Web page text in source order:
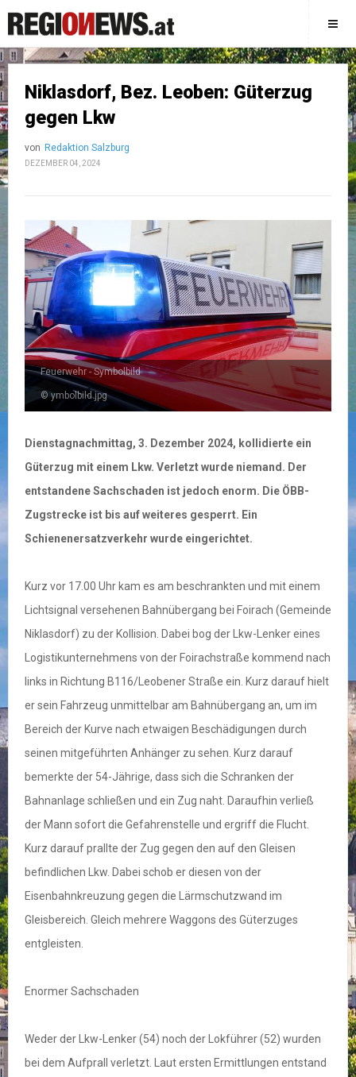
Niklasdorf, Bez. Leoben: Güterzug
gegen Lkw
von Redaktion Salzburg
DEZEMBER 04, 2024
Feuerwehr - Symbolbild
© ymbolbild.jpg
Dienstagnachmittag, 3. Dezember 2024, kollidierte ein
Güterzug mit einem Lkw. Verletzt wurde niemand. Der
entstandene Sachschaden ist jedoch enorm. Die ÖBB-
Zugstrecke ist bis auf weiteres gesperrt. Ein
Schienenersatzverkehr wurde eingerichtet.
Kurz vor 17.00 Uhr kam es am beschrankten und mit einem
Lichtsignal versehenen Bahnübergang bei Foirach (Gemeinde
Niklasdorf) zu der Kollision. Dabei bog der Lkw-Lenker eines
Logistikunternehmens von der Foirachstraße kommend nach
links in Richtung B116/Leobener Straße ein. Kurz darauf hielt
er sein Fahrzeug unmittelbar am Bahnübergang an, um im
Bereich der Kurve nach etwaigen Beschädigungen durch
seinen mitgeführten Anhänger zu sehen. Kurz darauf
bemerkte der 54-Jährige, dass sich die Schranken der
Bahnanlage schließen und ein Zug naht. Daraufhin verließ
der Mann sofort die Gefahrenstelle und ergriff die Flucht.
Kurz darauf prallte der Zug gegen den auf den Gleisen
befindlichen Lkw. Dabei schob er diesen von der
Eisenbahnkreuzung gegen die Lärmschutzwand im
Gleisbereich. Gleich mehrere Waggons des Güterzuges
entgleisten.
Enormer Sachschaden
Weder der Lkw-Lenker (54) noch der Lokführer (52) wurden
bei dem Aufprall verletzt. Laut ersten Ermittlungen entstand